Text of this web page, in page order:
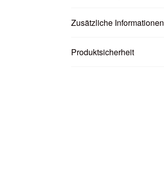
Zusätzliche Informationen
Produktsicherheit